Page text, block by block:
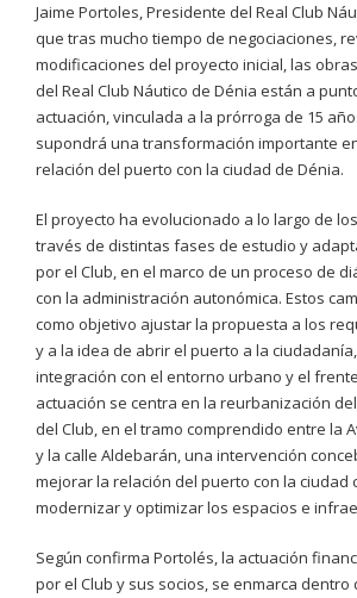
Jaime Portoles, Presidente del Real Club
que tras mucho tiempo de negociaciones,
modificaciones del proyecto inicial, las
del Real Club Náutico de Dénia están a
actuación, vinculada a la prórroga de 15
supondrá una transformación importante
relación del puerto con la ciudad de Dénia.
El proyecto ha evolucionado a lo largo de
través de distintas fases de estudio y
por el Club, en el marco de un proceso de
con la administración autonómica. Estos
como objetivo ajustar la propuesta a los
y a la idea de abrir el puerto a la
integración con el entorno urbano y el
actuación se centra en la reurbanización
del Club, en el tramo comprendido entre la
y la calle Aldebarán, una intervención
mejorar la relación del puerto con la ciudad
modernizar y optimizar los espacios e
Según confirma Portolés, la actuación
por el Club y sus socios, se enmarca